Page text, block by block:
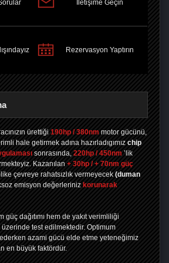
İletişime Geçin
Rezervasyon Yaptırın
ürettiği 190hp / 380nm motor gücünü,
hale getirmek adına hazırladıgımız chip
sonrasında, 220hp / 450nm ’lik
Kazanılan + 30hp / + 70nm güç
çevreye rahatsızlık vermeyecek (duman
emisyon değerleriniz korunarak
güç dağıtımı hem de yakıt verimliliği
üzerinde test edilmektedir. Optimum
azami gücü elde etme yeteneğimiz
en büyük faktördür.